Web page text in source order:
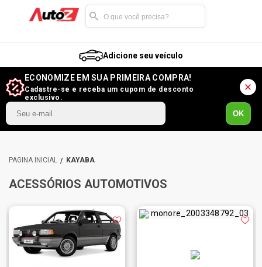
Adicione seu veículo
ECONOMIZE EM SUA PRIMEIRA COMPRA!
Cadastre-se e receba um cupom de desconto
exclusivo.
OK
KAYABA
ACESSÓRIOS AUTOMOTIVOS